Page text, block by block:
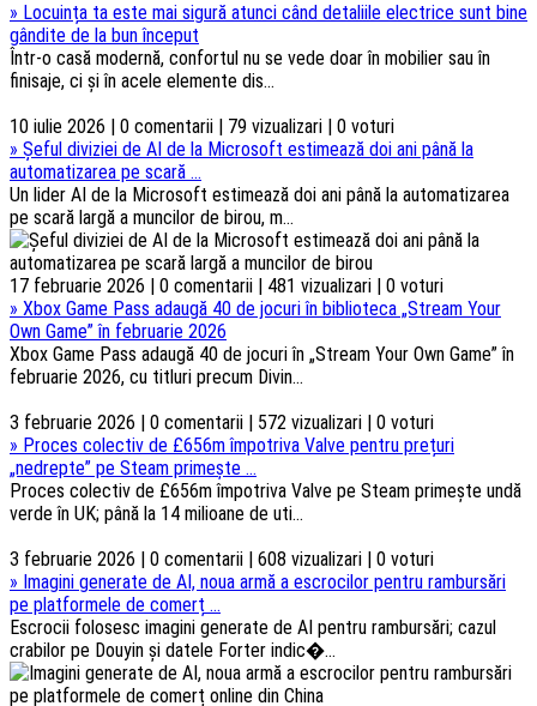
» Locuința ta este mai sigură atunci când detaliile electrice sunt bine
gândite de la bun început
Într-o casă modernă, confortul nu se vede doar în mobilier sau în
finisaje, ci și în acele elemente dis...
10 iulie 2026 | 0 comentarii | 79 vizualizari | 0 voturi
» Șeful diviziei de AI de la Microsoft estimează doi ani până la
automatizarea pe scară ...
Un lider AI de la Microsoft estimează doi ani până la automatizarea
pe scară largă a muncilor de birou, m...
17 februarie 2026 | 0 comentarii | 481 vizualizari | 0 voturi
» Xbox Game Pass adaugă 40 de jocuri în biblioteca „Stream Your
Own Game” în februarie 2026
Xbox Game Pass adaugă 40 de jocuri în „Stream Your Own Game” în
februarie 2026, cu titluri precum Divin...
3 februarie 2026 | 0 comentarii | 572 vizualizari | 0 voturi
» Proces colectiv de £656m împotriva Valve pentru prețuri
„nedrepte” pe Steam primește ...
Proces colectiv de £656m împotriva Valve pe Steam primește undă
verde în UK; până la 14 milioane de uti...
3 februarie 2026 | 0 comentarii | 608 vizualizari | 0 voturi
» Imagini generate de AI, noua armă a escrocilor pentru rambursări
pe platformele de comerț ...
Escrocii folosesc imagini generate de AI pentru rambursări; cazul
crabilor pe Douyin și datele Forter indic�...